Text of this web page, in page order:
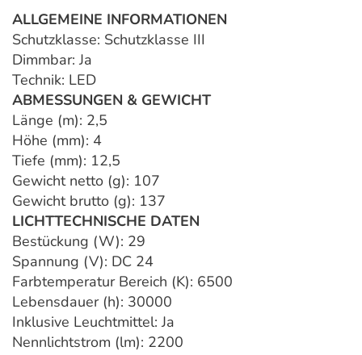
ALLGEMEINE INFORMATIONEN
Schutzklasse: Schutzklasse III
Dimmbar: Ja
Technik: LED
ABMESSUNGEN & GEWICHT
Länge (m): 2,5
Höhe (mm): 4
Tiefe (mm): 12,5
Gewicht netto (g): 107
Gewicht brutto (g): 137
LICHTTECHNISCHE DATEN
Bestückung (W): 29
Spannung (V): DC 24
Farbtemperatur Bereich (K): 6500
Lebensdauer (h): 30000
Inklusive Leuchtmittel: Ja
Nennlichtstrom (lm): 2200